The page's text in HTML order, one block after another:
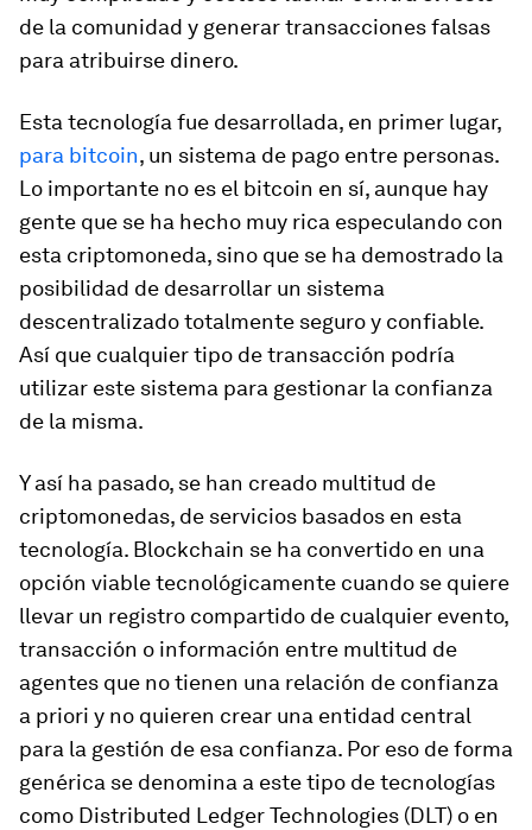
de la comunidad y generar transacciones falsas
para atribuirse dinero.
Esta tecnología fue desarrollada, en primer lugar,
para bitcoin, un sistema de pago entre personas.
Lo importante no es el bitcoin en sí, aunque hay
gente que se ha hecho muy rica especulando con
esta criptomoneda, sino que se ha demostrado la
posibilidad de desarrollar un sistema
descentralizado totalmente seguro y confiable.
Así que cualquier tipo de transacción podría
utilizar este sistema para gestionar la confianza
de la misma.
Y así ha pasado, se han creado multitud de
criptomonedas, de servicios basados en esta
tecnología. Blockchain se ha convertido en una
opción viable tecnológicamente cuando se quiere
llevar un registro compartido de cualquier evento,
transacción o información entre multitud de
agentes que no tienen una relación de confianza
a priori y no quieren crear una entidad central
para la gestión de esa confianza. Por eso de forma
genérica se denomina a este tipo de tecnologías
como Distributed Ledger Technologies (DLT) o en